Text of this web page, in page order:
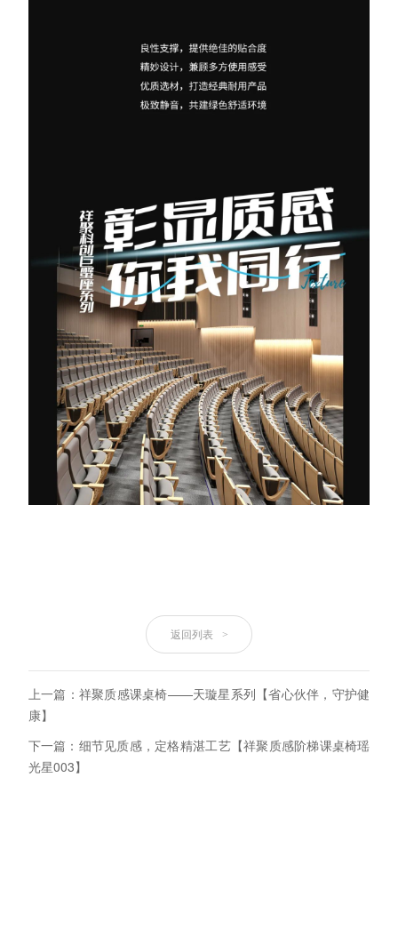
返回列表 >
上一篇：祥聚质感课桌椅——天璇星系列【省心伙伴，守护健
康】
下一篇：细节见质感，定格精湛工艺【祥聚质感阶梯课桌椅瑶
光星003】